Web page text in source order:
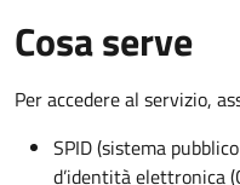
Cosa serve
Per accedere al servizio,
SPID (sistema
d’identità elettronica